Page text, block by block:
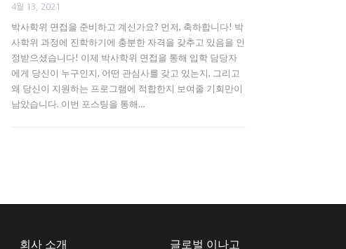
4월 13, 2021
박사학위 면접을 준비하고 계신가요? 먼저, 축하합니다! 박
사학위 과정에 진학하기에 충분한 자격을 갖추고 있음을 인
정받으셨습니다! 이제 박사학위 면접을 통해 입학 담당자
에게 당신이 누구인지, 어떤 관심사를 갖고 있는지, 그리고
왜 당신이 지원하는 프로그램에 적합한지 보여줄 기회만이
남았습니다. 이번 포스팅을 통해…
회사 소개 글로벌 이나고